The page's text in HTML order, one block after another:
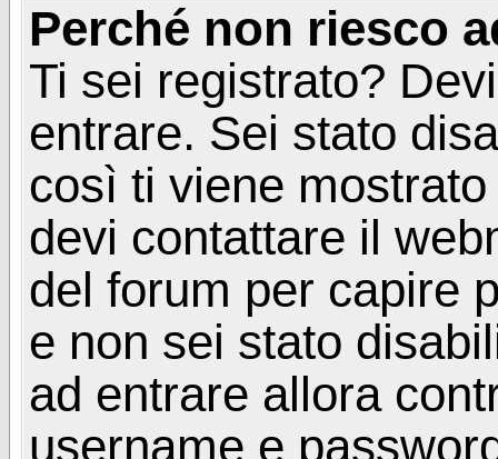
Perché non riesco
Ti sei registrato?
entrare. Sei stato
così ti viene
devi contattare il
del forum per capire
e non sei stato
ad entrare allora
username e